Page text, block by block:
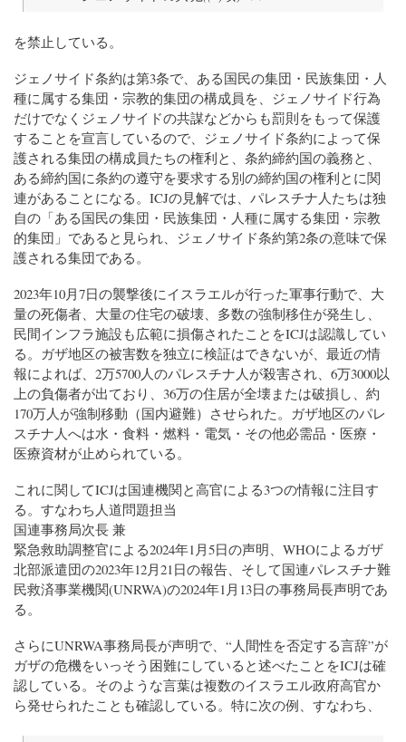
を禁止している。
ジェノサイド条約は第3条で、ある国民の集団・民族集団・人
種に属する集団・宗教的集団の構成員を、ジェノサイド行為
だけでなくジェノサイドの共謀などからも罰則をもって保護
することを宣言しているので、ジェノサイド条約によって保
護される集団の構成員たちの権利と、条約締約国の義務と、
ある締約国に条約の遵守を要求する別の締約国の権利とに関
連があることになる。ICJの見解では、パレスチナ人たちは独
自の「ある国民の集団・民族集団・人種に属する集団・宗教
的集団」であると見られ、ジェノサイド条約第2条の意味で保
護される集団である。
2023年10月7日の襲撃後にイスラエルが行った軍事行動で、大
量の死傷者、大量の住宅の破壊、多数の強制移住が発生し、
民間インフラ施設も広範に損傷されたことをICJは認識してい
る。ガザ地区の被害数を独立に検証はできないが、最近の情
報によれば、2万5700人のパレスチナ人が殺害され、6万3000以
上の負傷者が出ており、36万の住居が全壊または破損し、約
170万人が強制移動（国内避難）させられた。ガザ地区のパレ
スチナ人へは水・食料・燃料・電気・その他必需品・医療・
医療資材が止められている。
これに関してICJは国連機関と高官による3つの情報に注目す
る。すなわち人道問題担当
国連事務局次長 兼
緊急救助調整官による2024年1月5日の声明、WHOによるガザ
北部派遣団の2023年12月21日の報告、そして国連パレスチナ難
民救済事業機関(UNRWA)の2024年1月13日の事務局長声明であ
る。
さらにUNRWA事務局長が声明で、“人間性を否定する言辞”が
ガザの危機をいっそう困難にしていると述べたことをICJは確
認している。そのような言葉は複数のイスラエル政府高官か
ら発せられたことも確認している。特に次の例、すなわち、